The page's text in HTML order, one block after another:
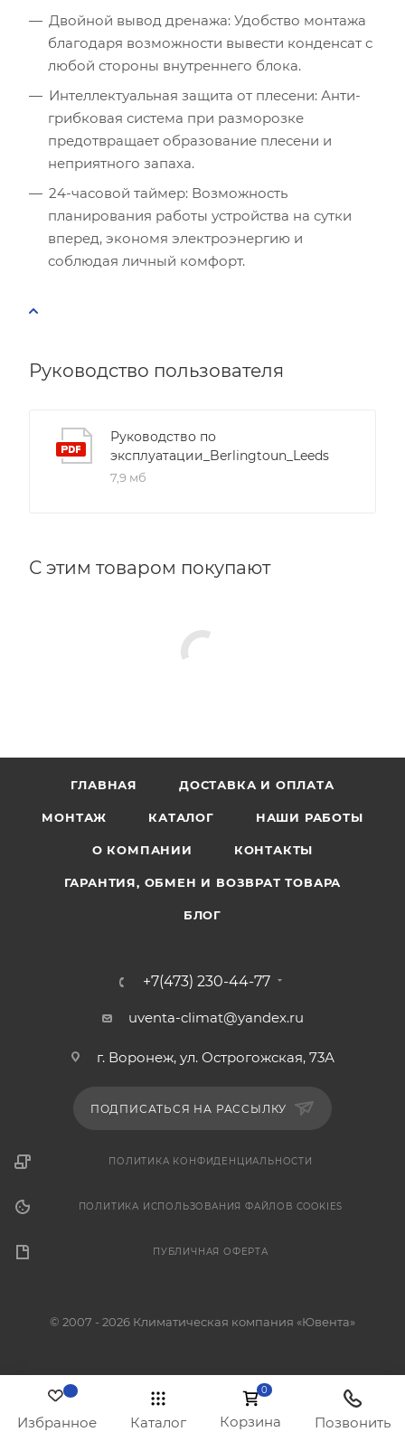
Двойной вывод дренажа: Удобство монтажа
благодаря возможности вывести конденсат с
любой стороны внутреннего блока.
Интеллектуальная защита от плесени: Анти-
грибковая система при разморозке
предотвращает образование плесени и
неприятного запаха.
24-часовой таймер: Возможность
планирования работы устройства на сутки
вперед, экономя электроэнергию и
соблюдая личный комфорт.
Руководство пользователя
Руководство по
эксплуатации_Berlingtoun_Leeds
7,9 мб
С этим товаром покупают
ГЛАВНАЯ ДОСТАВКА И ОПЛАТА
МОНТАЖ КАТАЛОГ НАШИ РАБОТЫ
О КОМПАНИИ КОНТАКТЫ
ГАРАНТИЯ, ОБМЕН И ВОЗВРАТ ТОВАРА
БЛОГ
+7(473) 230-44-77
uventa-climat@yandex.ru
г. Воронеж, ул. Острогожская, 73А
ПОДПИСАТЬСЯ НА РАССЫЛКУ
ПОЛИТИКА КОНФИДЕНЦИАЛЬНОСТИ
ПОЛИТИКА ИСПОЛЬЗОВАНИЯ ФАЙЛОВ COOKIES
ПУБЛИЧНАЯ ОФЕРТА
© 2007 - 2026 Климатическая компания «Ювента»
Избранное Каталог
0
Корзина Позвонить